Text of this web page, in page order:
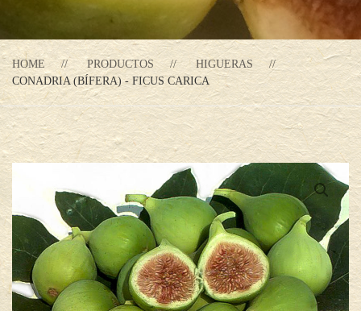
HOME PRODUCTOS
HIGUERAS
CONADRIA (BÍFERA) - FICUS CARICA